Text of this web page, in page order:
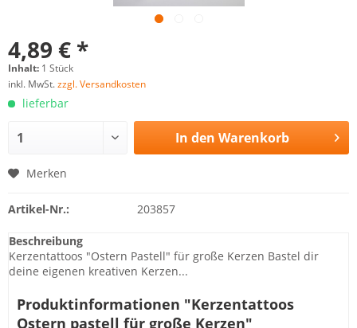
4,89 € *
Inhalt: 1 Stück
inkl. MwSt.zzgl. Versandkosten
lieferbar
In den Warenkorb
Merken
Artikel-Nr.: 203857
Beschreibung
Kerzentattoos "Ostern Pastell" für große Kerzen Bastel dir
deine eigenen kreativen Kerzen...
Produktinformationen "Kerzentattoos
Ostern pastell für große Kerzen"